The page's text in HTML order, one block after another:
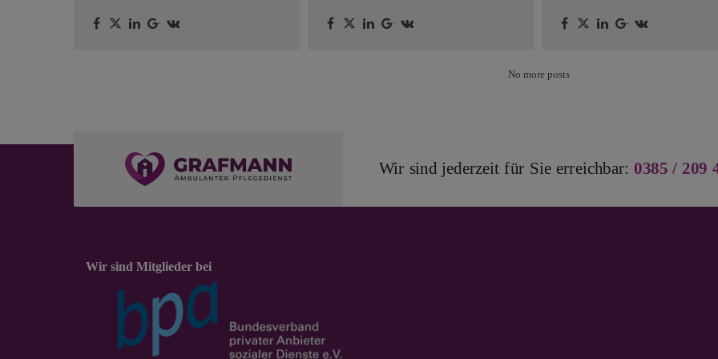
No more posts
Wir sind jederzeit für Sie erreichbar: 0385 / 209
Wir sind Mitglieder bei